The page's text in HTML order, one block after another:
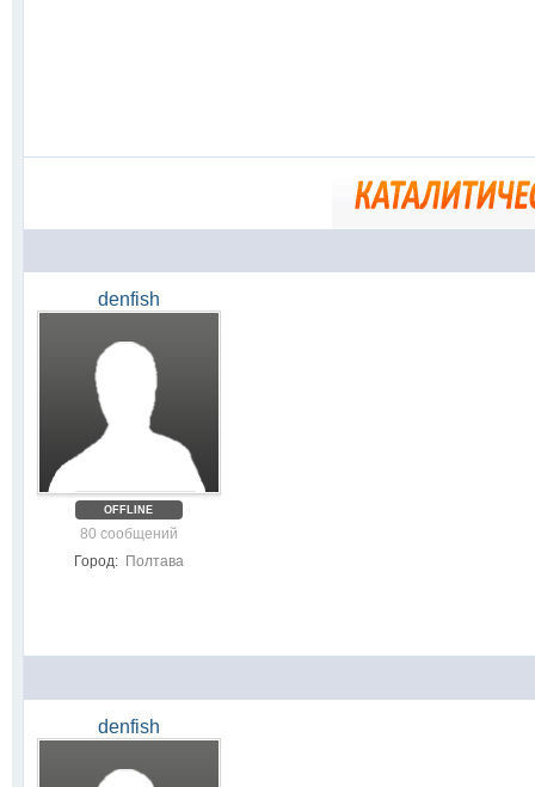
denfish
OFFLINE
80 сообщений
Город: Полтава
denfish